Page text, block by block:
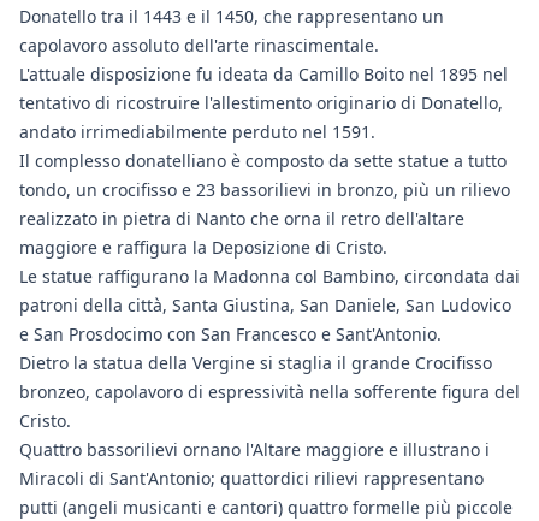
Donatello tra il 1443 e il 1450, che rappresentano un
capolavoro assoluto dell'arte rinascimentale.
L'attuale disposizione fu ideata da Camillo Boito nel 1895 nel
tentativo di ricostruire l'allestimento originario di Donatello,
andato irrimediabilmente perduto nel 1591.
Il complesso donatelliano è composto da sette statue a tutto
tondo, un crocifisso e 23 bassorilievi in bronzo, più un rilievo
realizzato in pietra di Nanto che orna il retro dell'altare
maggiore e raffigura la Deposizione di Cristo.
Le statue raffigurano la Madonna col Bambino, circondata dai
patroni della città, Santa Giustina, San Daniele, San Ludovico
e San Prosdocimo con San Francesco e Sant'Antonio.
Dietro la statua della Vergine si staglia il grande Crocifisso
bronzeo, capolavoro di espressività nella sofferente figura del
Cristo.
Quattro bassorilievi ornano l'Altare maggiore e illustrano i
Miracoli di Sant'Antonio; quattordici rilievi rappresentano
putti (angeli musicanti e cantori) quattro formelle più piccole